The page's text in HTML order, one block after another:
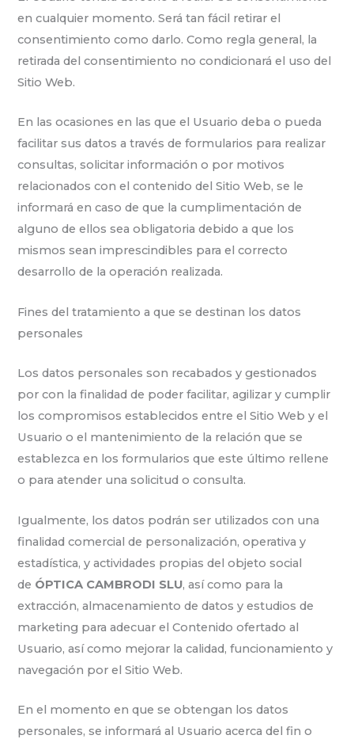
en cualquier momento. Será tan fácil retirar el
consentimiento como darlo. Como regla general, la
retirada del consentimiento no condicionará el uso del
Sitio Web.
En las ocasiones en las que el Usuario deba o pueda
facilitar sus datos a través de formularios para realizar
consultas, solicitar información o por motivos
relacionados con el contenido del Sitio Web, se le
informará en caso de que la cumplimentación de
alguno de ellos sea obligatoria debido a que los
mismos sean imprescindibles para el correcto
desarrollo de la operación realizada.
Fines del tratamiento a que se destinan los datos
personales
Los datos personales son recabados y gestionados
por con la finalidad de poder facilitar, agilizar y cumplir
los compromisos establecidos entre el Sitio Web y el
Usuario o el mantenimiento de la relación que se
establezca en los formularios que este último rellene
o para atender una solicitud o consulta.
Igualmente, los datos podrán ser utilizados con una
finalidad comercial de personalización, operativa y
estadística, y actividades propias del objeto social
de ÓPTICA CAMBRODI SLU, así como para la
extracción, almacenamiento de datos y estudios de
marketing para adecuar el Contenido ofertado al
Usuario, así como mejorar la calidad, funcionamiento y
navegación por el Sitio Web.
En el momento en que se obtengan los datos
personales, se informará al Usuario acerca del fin o